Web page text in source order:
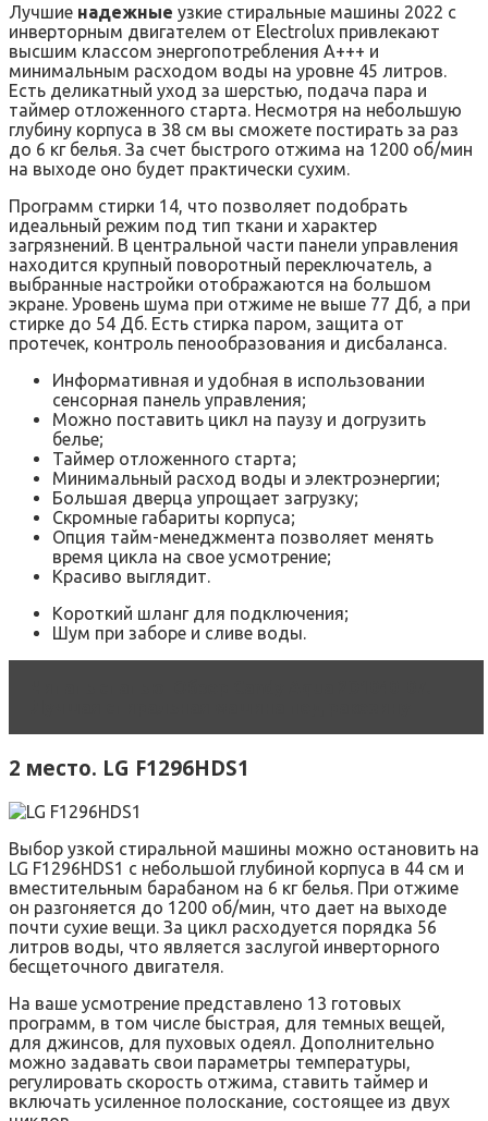
Лучшие надежные узкие стиральные машины 2022 с
инверторным двигателем от Electrolux привлекают
высшим классом энергопотребления A+++ и
минимальным расходом воды на уровне 45 литров.
Есть деликатный уход за шерстью, подача пара и
таймер отложенного старта. Несмотря на небольшую
глубину корпуса в 38 см вы сможете постирать за раз
до 6 кг белья. За счет быстрого отжима на 1200 об/мин
на выходе оно будет практически сухим.
Программ стирки 14, что позволяет подобрать
идеальный режим под тип ткани и характер
загрязнений. В центральной части панели управления
находится крупный поворотный переключатель, а
выбранные настройки отображаются на большом
экране. Уровень шума при отжиме не выше 77 Дб, а при
стирке до 54 Дб. Есть стирка паром, защита от
протечек, контроль пенообразования и дисбаланса.
Информативная и удобная в использовании
сенсорная панель управления;
Можно поставить цикл на паузу и догрузить
белье;
Таймер отложенного старта;
Минимальный расход воды и электроэнергии;
Большая дверца упрощает загрузку;
Скромные габариты корпуса;
Опция тайм-менеджмента позволяет менять
время цикла на свое усмотрение;
Красиво выглядит.
Короткий шланг для подключения;
Шум при заборе и сливе воды.
2 место. LG F1296HDS1
Выбор узкой стиральной машины можно остановить на
LG F1296HDS1 с небольшой глубиной корпуса в 44 см и
вместительным барабаном на 6 кг белья. При отжиме
он разгоняется до 1200 об/мин, что дает на выходе
почти сухие вещи. За цикл расходуется порядка 56
литров воды, что является заслугой инверторного
бесщеточного двигателя.
На ваше усмотрение представлено 13 готовых
программ, в том числе быстрая, для темных вещей,
для джинсов, для пуховых одеял. Дополнительно
можно задавать свои параметры температуры,
регулировать скорость отжима, ставить таймер и
включать усиленное полоскание, состоящее из двух